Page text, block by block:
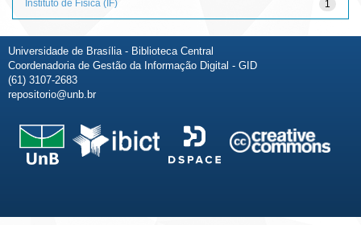
1
Instituto de Física (IF)
Universidade de Brasília - Biblioteca Central
Coordenadoria de Gestão da Informação Digital - GID
(61) 3107-2683
repositorio@unb.br